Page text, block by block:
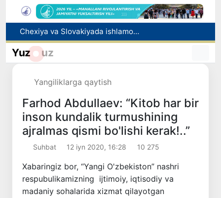
Chexiya va Slovakiyada ishlamoqchi bo‘lgan tibbiyot mutaxassislari ro‘yxatga olinadi
Bolaning familiyasiga otasining ismini berishga ruxsat beriladi
Behruz Karimov faoliyatini Shveytsariyaning «Lugano» klubida davom ettiradi
Yuz uz
Yangiliklarga qaytish
Farhod Abdullaev: “Kitob har bir
inson kundalik turmushining
ajralmas qismi bo'lishi kerak!..”
Suhbat 12 iyn 2020, 16:28 10 275
Xabaringiz bor, “Yangi O'zbekiston” nashri
respubulikamizning ijtimoiy, iqtisodiy va
madaniy sohalarida xizmat qilayotgan